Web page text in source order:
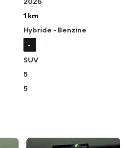
1 km
Hybride - Benzine
-
SUV
5
5